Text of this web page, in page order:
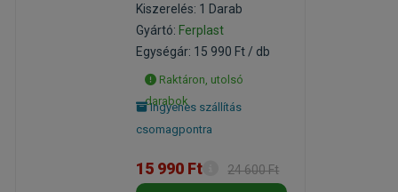
Kiszerelés: 1 Darab
Gyártó: Ferplast
Egységár: 15 990 Ft / db
Raktáron, utolsó
darabok
Ingyenes szállítás
csomagpontra
15 990 Ft 24 600 Ft